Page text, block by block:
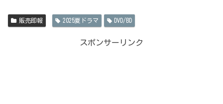
販売即報 2025夏ドラマ DVD/BD
スポンサーリンク